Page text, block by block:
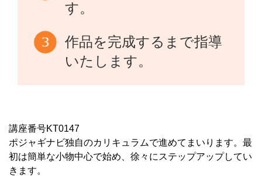
す。
作品を完成するまで指導
いたします。
講座番号KT0147
ポジャギナビ独自のカリキュラムで進めてまいります。最
初は簡単な小物中心で始め、徐々にステップアップしてい
きます。